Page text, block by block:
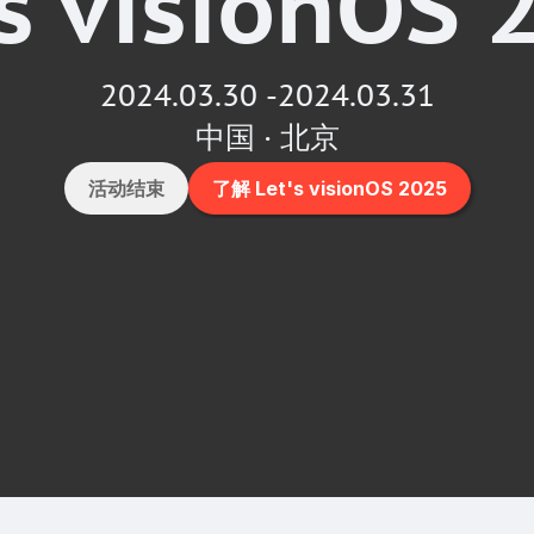
2024.03.30 -2024.03.31
中国 · 北京
活动结束 了解 Let's visionOS 2025